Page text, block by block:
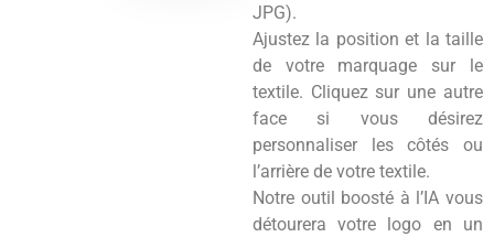
JPG).
Ajustez la position et la taille
de votre marquage sur le
textile. Cliquez sur une autre
face si vous désirez
personnaliser les côtés ou
l’arrière de votre textile.
Notre outil boosté à l’IA vous
détourera votre logo en un